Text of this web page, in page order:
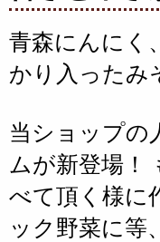
青森にんにく
かり入ったみ
当ショップの
ムが新登場！
べて頂く様に
ック野菜に等